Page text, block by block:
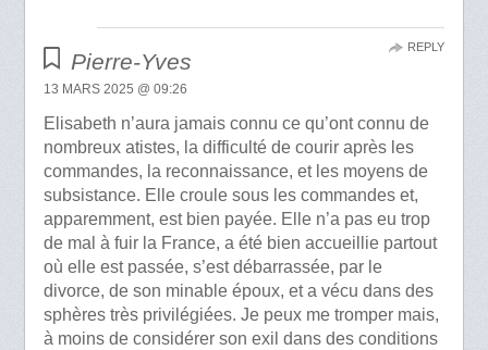
Pierre-Yves
13 MARS 2025 @ 09:26
Elisabeth n’aura jamais connu ce qu’ont connu de
nombreux atistes, la difficulté de courir après les
commandes, la reconnaissance, et les moyens de
subsistance. Elle croule sous les commandes et,
apparemment, est bien payée. Elle n’a pas eu trop
de mal à fuir la France, a été bien accueillie partout
où elle est passée, s’est débarrassée, par le
divorce, de son minable époux, et a vécu dans des
sphères très privilégiées. Je peux me tromper mais,
à moins de considérer son exil dans des conditions
REPLY